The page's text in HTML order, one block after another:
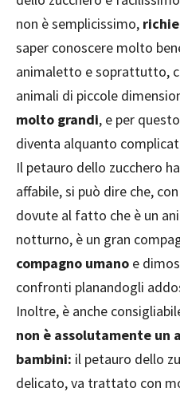
non è semplicissimo,
saper conoscere molto
animaletto e soprattutto,
animali di piccole
molto grandi, e per
diventa alquanto
Il petauro dello zucchero
affabile, si può dire che,
dovute al fatto che è un
notturno, è un gran
compagno umano e
confronti planandogli
Inoltre, è anche
non è assolutamente un
bambini: il petauro dello
delicato, va trattato con